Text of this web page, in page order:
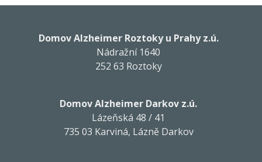
Domov Alzheimer Roztoky u Prahy z.ú.
Nádražní 1640
252 63 Roztoky
Domov Alzheimer Darkov z.ú.
Lázeňská 48 / 41
735 03 Karviná, Lázně Darkov